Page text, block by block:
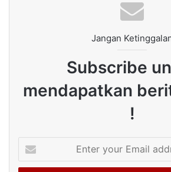
Jangan
Subscribe
mendapatkan
!
your
Email